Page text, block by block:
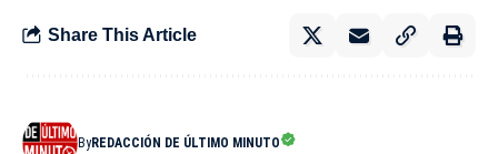
Share This Article
ByREDACCIÓN DE ÚLTIMO MINUTO